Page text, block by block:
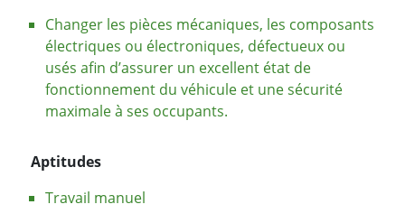
Changer les pièces mécaniques, les composants
électriques ou électroniques, défectueux ou
usés afin d’assurer un excellent état de
fonctionnement du véhicule et une sécurité
maximale à ses occupants.
Aptitudes
Travail manuel